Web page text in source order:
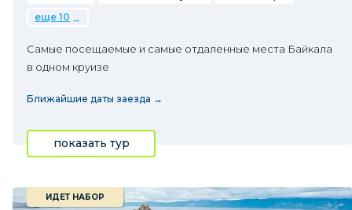
еще 10
Самые посещаемые и самые отдаленные места Байкала
в одном круизе
Ближайшие даты заезда →
показать тур
ИДЕТ НАБОР